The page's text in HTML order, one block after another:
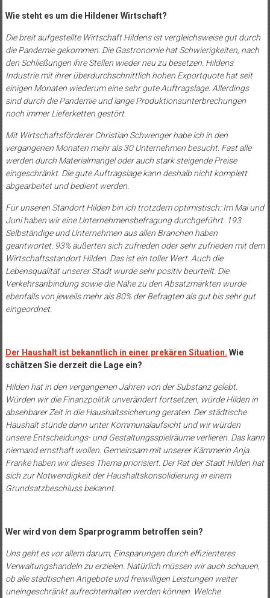
Wie steht es um die Hildener Wirtschaft?
Die breit aufgestellte Wirtschaft Hildens ist vergleichsweise gut durch
die Pandemie gekommen. Die Gastronomie hat Schwierigkeiten, nach
den Schließungen ihre Stellen wieder neu zu besetzen. Hildens
Industrie mit ihrer überdurchschnittlich hohen Exportquote hat seit
einigen Monaten wiederum eine sehr gute Auftragslage. Allerdings
sind durch die Pandemie und lange Produktionsunterbrechungen
noch immer Lieferketten gestört.
Mit Wirtschaftsförderer Christian Schwenger habe ich in den
vergangenen Monaten mehr als 30 Unternehmen besucht. Fast alle
werden durch Materialmangel oder auch stark steigende Preise
eingeschränkt. Die gute Auftragslage kann deshalb nicht komplett
abgearbeitet und bedient werden.
Für unseren Standort Hilden bin ich trotzdem optimistisch: Im Mai und
Juni haben wir eine Unternehmensbefragung durchgeführt. 193
Selbständige und Unternehmen aus allen Branchen haben
geantwortet. 93% äußerten sich zufrieden oder sehr zufrieden mit dem
Wirtschaftsstandort Hilden. Das ist ein toller Wert. Auch die
Lebensqualität unserer Stadt wurde sehr positiv beurteilt. Die
Verkehrsanbindung sowie die Nähe zu den Absatzmärkten wurde
ebenfalls von jeweils mehr als 80% der Befragten als gut bis sehr gut
eingeordnet.
Der Haushalt ist bekanntlich in einer prekären Situation. Wie
schätzen Sie derzeit die Lage ein?
Hilden hat in den vergangenen Jahren von der Substanz gelebt.
Würden wir die Finanzpolitik unverändert fortsetzen, würde Hilden in
absehbarer Zeit in die Haushaltssicherung geraten. Der städtische
Haushalt stünde dann unter Kommunalaufsicht und wir würden
unsere Entscheidungs- und Gestaltungsspielräume verlieren. Das kann
niemand ernsthaft wollen. Gemeinsam mit unserer Kämmerin Anja
Franke haben wir dieses Thema priorisiert. Der Rat der Stadt Hilden hat
sich zur Notwendigkeit der Haushaltskonsolidierung in einem
Grundsatzbeschluss bekannt.
Wer wird von dem Sparprogramm betroffen sein?
Uns geht es vor allem darum, Einsparungen durch effizienteres
Verwaltungshandeln zu erzielen. Natürlich müssen wir auch schauen,
ob alle städtischen Angebote und freiwilligen Leistungen weiter
uneingeschränkt aufrechterhalten werden können. Welche